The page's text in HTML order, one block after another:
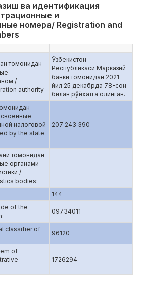
ва идентификация
и
номера/ Registration and
томонидан
/
authority
Ўзбекистон
Республикаси Марказий
банки томонидан 2021
йил 25 декабрда 78-сон
билан рўйхатга олинган.
налоговой
by the state
207 243 390
томонидан
органами
/
bodies:
144
of the
09734011
classifier of
96120
of
1726294